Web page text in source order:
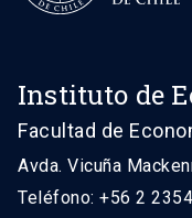
Instituto de
Facultad de
Avda. Vicuña
Teléfono: +56 2